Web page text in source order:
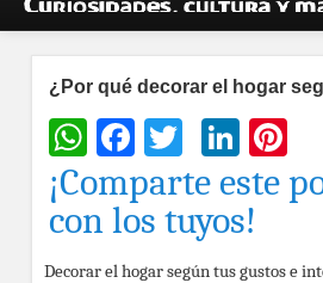
¿Por qué decorar el hogar
WhatsApp
Facebook
Twitter
¡Comparte este
con los tuyos!
Decorar el hogar según tus gustos e